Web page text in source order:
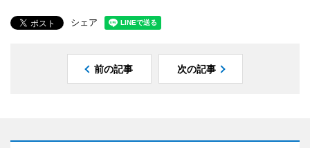
シェア
前の記事 次の記事